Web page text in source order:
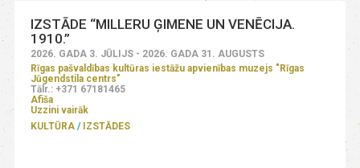
IZSTĀDE “MILLERU ĢIMENE UN VENĒCIJA.
1910.”
2026. GADA 3. JŪLIJS - 2026. GADA 31. AUGUSTS
Rīgas pašvaldības kultūras iestāžu apvienības muzejs "Rīgas
Jūgendstila centrs"
Tālr.: +371 67181465
Afiša
Uzzini vairāk
KULTŪRA
IZSTĀDES